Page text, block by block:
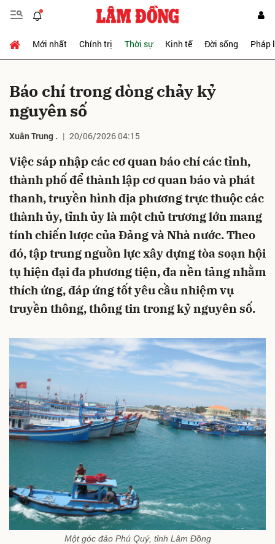
Mới nhất Chính trị Thời sự Kinh tế Đời sống Pháp
Báo chí trong dòng chảy kỷ
nguyên số
Xuân Trung . 20/06/2026 04:15
Việc sáp nhập các cơ quan báo chí các tỉnh,
thành phố để thành lập cơ quan báo và phát
thanh, truyền hình địa phương trực thuộc các
thành ủy, tỉnh ủy là một chủ trương lớn mang
tính chiến lược của Đảng và Nhà nước. Theo
đó, tập trung nguồn lực xây dựng tòa soạn hội
tụ hiện đại đa phương tiện, đa nền tảng nhằm
thích ứng, đáp ứng tốt yêu cầu nhiệm vụ
truyền thông, thông tin trong kỷ nguyên số.
Một góc đảo Phú Quý, tỉnh Lâm Đồng
Gửi bình luận
Hủy Gửi